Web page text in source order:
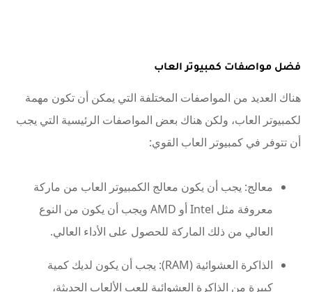
فضل مواصفات كمبيوتر العاب
هناك العديد من المواصفات المختلفة التي يمكن أن تكون مهمة
لكمبيوتر العاب، ولكن هناك بعض المواصفات الرئيسية التي يجب
أن تتوفر في كمبيوتر العاب القوي:
معالج: يجب أن يكون معالج الكمبيوتر العاب من ماركة
معروفة مثل Intel أو AMD ويجب أن يكون من النوع
العالي من ذلك الماركة للحصول على الأداء العالي.
الذاكرة العشوائية (RAM): يجب أن يكون لديك كمية
كبيرة من الذاكرة العشوائية للعب الألعاب الحديثة،